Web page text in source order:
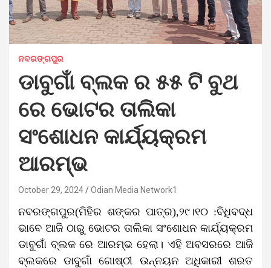
ନବରଙ୍ଗପୁର
ଡାବୁଗାଁ ବ୍ଲକ ର ୫୫ ଟି ବୁଥ
ରେ ଭୋଟର ତାଲିକା
ସଂଶୋଧନ କାର୍ଯ୍ୟକ୍ରମ
ଆରମ୍ଭ
October 29, 2024 Odian Media Network1
ନବରଙ୍ଗପୁର(ମିହିର ଶଙ୍କର ପାତ୍ର),୨୯।୧୦ :ବିଧିବଦ୍ଧ
ଭାବେ ଆଜି ଠାରୁ ଭୋଟର ତାଲିକା ସଂଶୋଧନ କାର୍ଯ୍ୟକ୍ରମ
ଡାବୁଗାଁ ବ୍ଲକ ରେ ଆରମ୍ଭ ହେଲା। ଏହି ଅବସରରେ ଆଜି
ବ୍ଲକରେ ଡାବୁଗାଁ ଗୋଷ୍ଠୀ ଉନ୍ନୟନ ଅଧିକାରୀ ଶରତ